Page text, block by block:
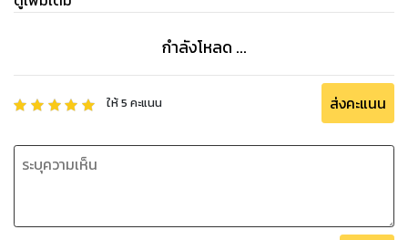
กำลังโหลด ...
ให้5 คะแนน ส่งคะแนน